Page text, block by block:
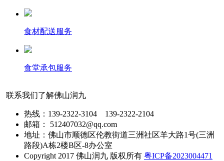
食材配送服务
食堂承包服务
联系我们了解佛山润九
热线：139-2322-3104 139-2322-2104
邮箱： 512407032@qq.com
地址：佛山市顺德区伦教街道三洲社区羊大路1号(三洲
路段)A栋2楼B区-8办公室
Copyright 2017 佛山润九 版权所有 粤ICP备2023004471